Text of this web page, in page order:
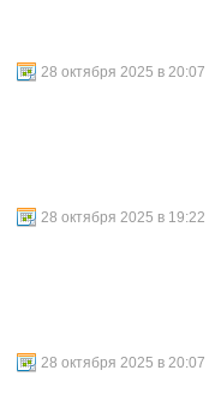
28 октября 2025 в 20:07
28 октября 2025 в 19:22
28 октября 2025 в 20:07